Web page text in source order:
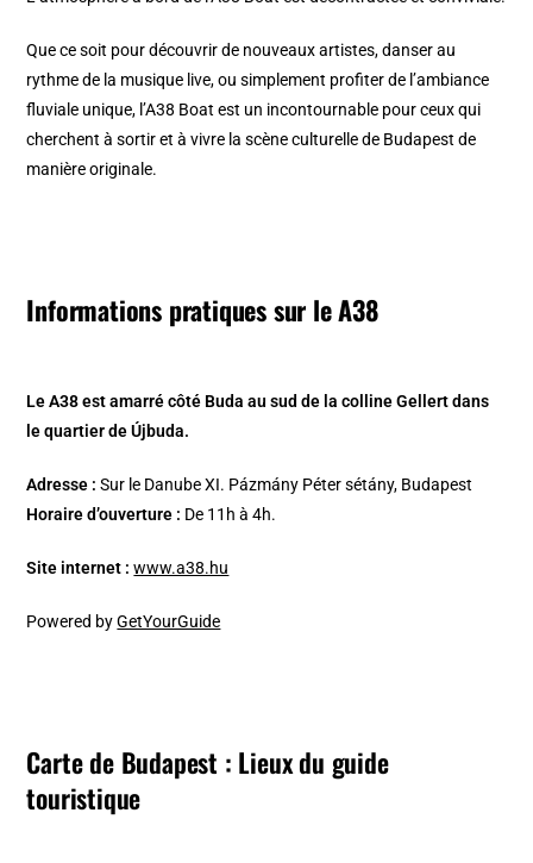
Que ce soit pour découvrir de nouveaux artistes, danser au
rythme de la musique live, ou simplement profiter de l’ambiance
fluviale unique, l’A38 Boat est un incontournable pour ceux qui
cherchent à sortir et à vivre la scène culturelle de Budapest de
manière originale.
Informations pratiques sur le A38
Le A38 est amarré côté Buda au sud de la colline Gellert dans
le quartier de Újbuda.
Adresse : Sur le Danube XI. Pázmány Péter sétány, Budapest
Horaire d’ouverture : De 11h à 4h.
Site internet : www.a38.hu
Powered byGetYourGuide
Carte de Budapest : Lieux du guide
touristique